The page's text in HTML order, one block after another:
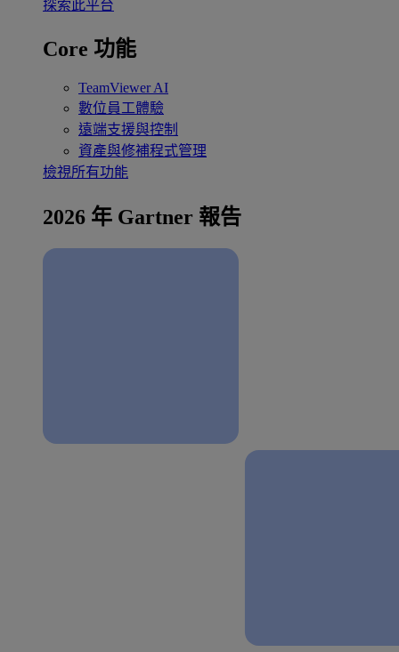
探索此平台
Core 功能
TeamViewer AI
數位員工體驗
遠端支援與控制
資產與修補程式管理
檢視所有功能
2026 年 Gartner 報告